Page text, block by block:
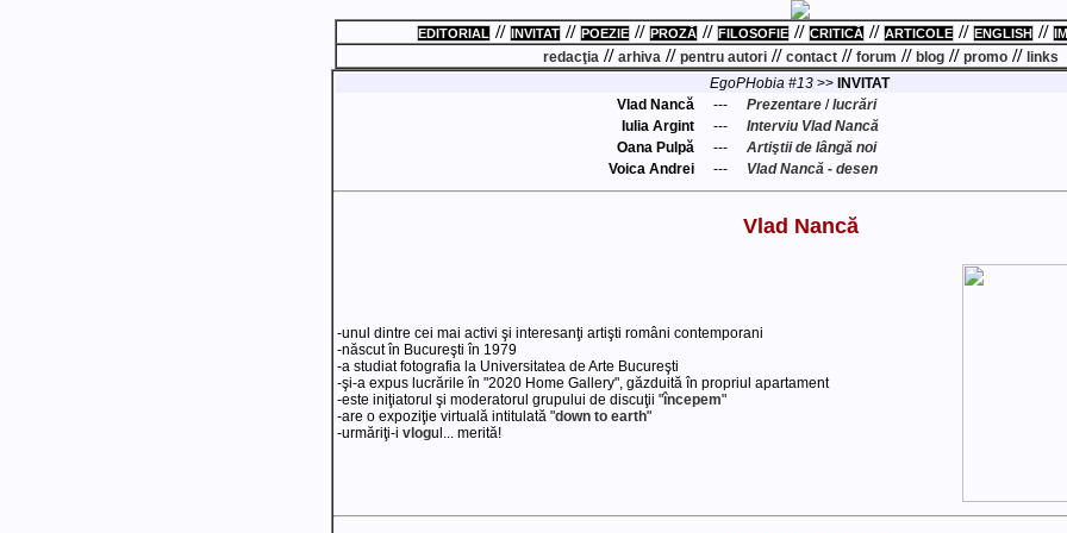
EDITORIAL // INVITAT // POEZIE // PROZĂ // FILOSOFIE // CRITICĂ // ARTICOLE // ENGLISH //
redacţia // arhiva // pentru autori// contact// forum // blog// promo// links
EgoPHobia #13>> INVITAT
Vlad Nancă
--- Prezentare /lucrări
Iulia Argint
---
Interviu Vlad Nancă
Oana Pulpă
---
Artiştii de lângă noi
Voica Andrei
--- Vlad Nancă - desen
Vlad Nancă
-unul dintre cei mai activi şi interesanţi artişti români contemporani
-născut în Bucureşti în 1979
-a studiat fotografia la Universitatea de Arte Bucureşti
-şi-a expus lucrările în "2020 Home Gallery", găzduită în propriul apartament
-este iniţiatorul şi moderatorul grupului de discuţii "începem"
-are o expoziţie virtuală intitulată "down to earth"
-urmăriţi-i vlogul... merită!